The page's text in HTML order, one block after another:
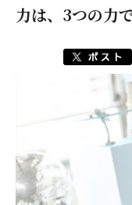
力は、3つの力